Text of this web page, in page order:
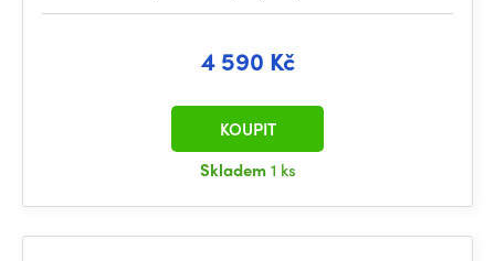
4 590 Kč
Skladem1 ks
KOUPIT